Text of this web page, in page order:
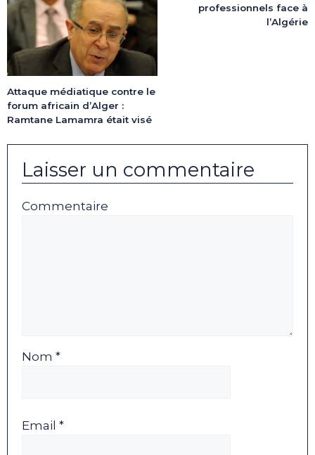
Attaque médiatique contre le
forum africain d’Alger :
Ramtane Lamamra était visé
professionnels face à
l’Algérie
Laisser un commentaire
Commentaire
Nom *
Email *